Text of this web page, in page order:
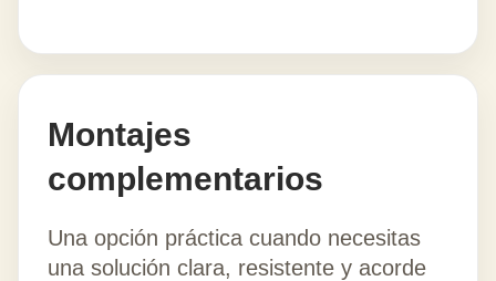
Montajes
complementarios
Una opción práctica cuando necesitas
una solución clara, resistente y acorde